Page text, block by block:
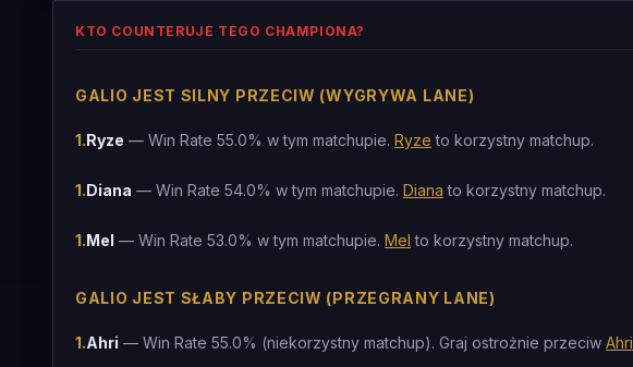
KTO COUNTERUJE TEGO CHAMPIONA?
GALIO JEST SILNY PRZECIW (WYGRYWA LANE)
1.Ryze — Win Rate 55.0% w tym matchupie. Ryze to korzystny matchup.
1.Diana — Win Rate 54.0% w tym matchupie. Diana to korzystny matchup.
1.Mel — Win Rate 53.0% w tym matchupie. Mel to korzystny matchup.
GALIO JEST SŁABY PRZECIW (PRZEGRANY LANE)
1.Ahri — Win Rate 55.0% (niekorzystny matchup). Graj ostrożnie przeciw Ahri